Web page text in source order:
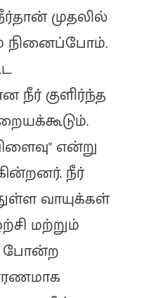
முதலில்
நினைப்போம்.
நீர் குளிர்ந்த
என்று
நீர்
வாயுக்கள்
மற்றும்
போன்ற